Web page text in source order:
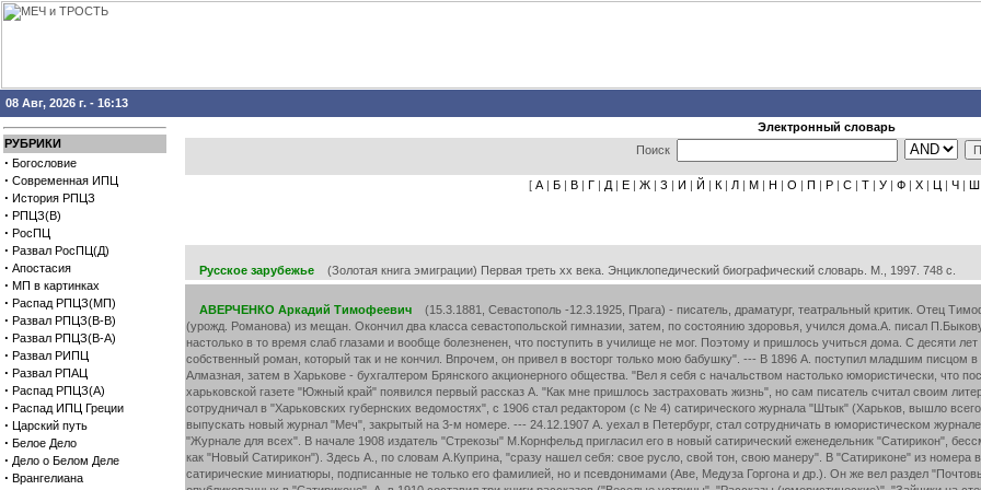
08 Авг, 2026 г. - 16:13
РУБРИКИ
· Богословие
· Современная ИПЦ
· История РПЦЗ
· РПЦЗ(В)
· РосПЦ
· Развал РосПЦ(Д)
· Апостасия
· МП в картинках
· Распад РПЦЗ(МП)
· Развал РПЦЗ(В-В)
· Развал РПЦЗ(В-А)
· Развал РИПЦ
· Развал РПАЦ
· Распад РПЦЗ(А)
· Распад ИПЦ Греции
· Царский путь
· Белое Дело
· Дело о Белом Деле
· Врангелиана
Электронный словарь
Поиск
[ А| Б| В| Г| Д| Е| Ж| З | И | Й | К| Л| М| Н | О | П | Р| С| Т| У| Ф| Х| Ц | Ч| Ш
Русское зарубежье (Золотая книга эмиграции) Первая треть xx века. Энциклопедический биографический словарь. М., 1997. 748 с.
АВЕРЧЕНКО Аркадий Тимофеевич (15.3.1881, Севастополь -12.3.1925, Прага) - писатель, драматург, театральный критик. Отец Тимофей Петрович - разорившийся севастопольский купец, мать Сусанна Павловна (урожд. Романова) из мещан. Окончил два класса севастопольской гимназии, затем, по состоянию здоровья, учился дома.А. писал П.Быкову: "Девяти лет отец пытался отдать меня в реальное училище, но оказалось, что я был настолько в то время слаб глазами и вообще болезненен, что поступить в училище не мог. Поэтому и пришлось учиться дома. С десяти лет пристрастился к чтению много и без разбора. Тринадцати лет пытался написать собственный роман, который так и не кончил. Впрочем, он привел в восторг только мою бабушку". --- В 1896 А. поступил младшим писцом в Брянскую транспортную контору, с 1897 до 1900 работал конторщиком на станции Алмазная, затем в Харькове - бухгалтером Брянского акционерного общества. "Вел я себя с начальством настолько юмористически, что после семилетнего их и моего страдания был уволен", - вспоминал А. 31,10.1903 в харьковской газете "Южный край" появился первый рассказ А. "Как мне пришлось застраховать жизнь", но сам писатель считал своим литературным дебютом рассказ "Праведник" (Журн. для всех, 1904, № 4). В 1905 он сотрудничал в "Харьковских губернских ведомостях", с 1906 стал редактором (с № 4) сатирического журнала "Штык" (Харьков, вышло всего 9 номеров, большая часть которых заполнена произведениями А.). В 1907 начал выпускать новый журнал "Меч", закрытый на 3-м номере. --- 24.12.1907 А. уехал в Петербург, стал сотрудничать в юмористическом журнале "Стрекоза" (с № 23 за 1908 в качестве редактора), газете "Свободные мысли", "Журнале для всех". В начале 1908 издатель "Стрекозы" М.Корнфельд пригласил его в новый сатирический еженедельник "Сатирикон", бессменным редактором которого А. был с 9-го номера (выходил с 1908 по 1913: в 1913-18 как "Новый Сатирикон"). Здесь А., по словам А.Куприна, "сразу нашел себя: свое русло, свой тон, свою манеру". В "Сатириконе" из номера в номер печатались юмористические рассказы, фельетоны, театральные обозрения, сатирические миниатюры, подписанные не только его фамилией, но и псевдонимами (Аве, Медуза Горгона и др.). Он же вел раздел "Почтовый ящик", остроумно и находчиво отвечая на письма читателей. Из произведений, опубликованных в "Сатириконе", А. в 1910 составил три книги рассказов ("Веселые устрицы", "Рассказы (юмористические)", "Зайчики на стене"), которые принесли ему всероссийскую известность. В них много задора и беззаботного веселья, смеха, основанного на комизме ситуаций и положений.А. повествует о "быте", который полностью заслонил собой только что отгремевшее "событие" - 1-ю русскую революцию. Его герой - обыватель, интересы которого сосредоточены на ресторане,-спальне, детской. Высмеивая героя, который прячется от жизненных бурь в свою "устричную" раковину, А. часто пользуется фантастикой, доводя до абсурда юмор положений. Однако в основе самых нелепых и смешных ситуаций у него всегда лежит абсурдная в своей нелепости российская действительность. Смех А. часто превращался в гомерический хохот, напоминая юмор М.Твена и О.Генри с его ярко выраженной буффонадностью, стихийной веселостью. Это отмечали уже первые критики - А. Полонский и М.Кузмин.А.Измайлов, Напротив, увидел в рассказах А, не "американизм", а традиции А.Чехова с его интересом к маленькому человеку.К.Чуковский почувствовал в первых книгах А. "ненависть к среднему, стертому, серому человеку, к толпе, к обывателю" и сравнил писателя с Ф.Ницше. --- Творчество А. отразило стихийный протест демократических слоев русского общества против политики насильственного "успокоения" России. Свой задорный "краснощекий" юмор писатель предложил как лекарство от безверия, тоски и уныния в период реакции. Вышедшие в 1912 книги А. "Круги по воде" и "Рассказы для выздоравливающих" упрочили его славу как "короля" русского юмора.А. пытался отвлечь читателя от сложных жизненных проблем, вылечить Россию с помощью жизнерадостного веселого смеха. Идеал писателя любовь к жизни во всех ее будничных проявлениях, основанная на "простом здравом смысле". Книги А. - систематический каталог "добрых знакомых". Под его ироническим пером возникла страна, в которой обесценились все моральные принципы, прогнили устои и стала очевидной фальшь общественных и личных связей. В каждом из своих героев А. разоблачал какой-либо общечеловеческий порок: лень, жадность, глупость, ложь, подлость, моральную нечистоплотность. Ему симпатичны лишь те. кто "выламывается" из привычной обывательской среды: шутники, дети, пьяные, предприимчивые дельцы. --- В последние предреволюционные годы А. стал одним из самых популярных писателей. Одна за другой выходили книги его юмористических рассказов "Сорные травы" (СПб., 1914, под псевд. Фома Опискин), "Чудеса в решете" (Пг" 1915), "Синее с золотом" (Пг" 1917), повесть "Подходцев и двое других" (Пг., 1917), инсценировки рассказов и театральные миниатюры шли в петербургских и московских театрах. По свидетельству князя М.Путятина, "большим читателем и почитателем" А. был Николай II. --- Февральскую революцию А. восторженно приветствовал, октябрьский же переворот встретил резко отрицательно. Он высмеивал "хлопотливого большевика", сожалея о "раздетых людях", "раздеваемой государственности", о гибели старого быта. Революционный ураган казался ему чертовым колесом, на полированной поверхности которого не может удержаться никакая политическая партия, претендующая на